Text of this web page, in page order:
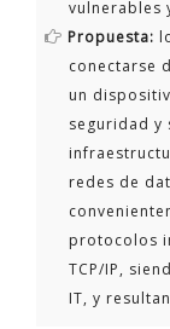
vulnerables
Propuesta:
conectarse
un
seguridad y
redes de
protocolos
TCP/IP,
IT, y